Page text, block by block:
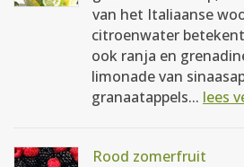
van het Italiaanse
citroenwater
ook ranja en
limonade van
granaatappels... lees
Rood zomerfruit